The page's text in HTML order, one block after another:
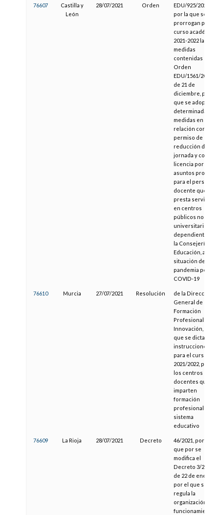
76607
Castilla y
León
28/07/2021 Orden
EDU/925/2021,
por la que se
prorrogan para el
curso académico
2021-2022 las
medidas
contenidas en la
Orden
EDU/1561/2020,
de 21 de
diciembre, por la
que se adoptan
determinadas
medidas en
relación con el
permiso de
reducción de
jornada y con la
licencia por
asuntos propios,
para el personal
docente que
presta servicios
en centros
públicos no
universitarios
dependientes de
la Consejería de
Educación, ante la
situación de
pandemia por el
COVID-19
76610 Murcia 27/07/2021 Resolución
de la Dirección
General de
Formación
Profesional e
Innovación, por la
que se dictan
instrucciones
para el curso
2021/2022, para
los centros
docentes que
imparten
formación
profesional del
sistema
educativo
76609 La Rioja 28/07/2021 Decreto
46/2021, por el
que por se
modifica el
Decreto 3/2010,
de 22 de enero,
por el que se
regula la
organización y
funcionamiento